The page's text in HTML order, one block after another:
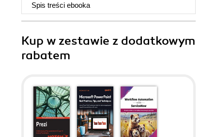
Spis treści ebooka
Kup w zestawie z dodatkowym
rabatem